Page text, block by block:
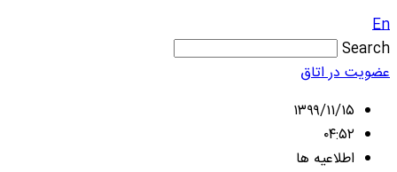
En
Search
عضویت در اتاق
۱۳۹۹/۱۱/۱۵
۰۴:۵۲
اطلاعیه ها